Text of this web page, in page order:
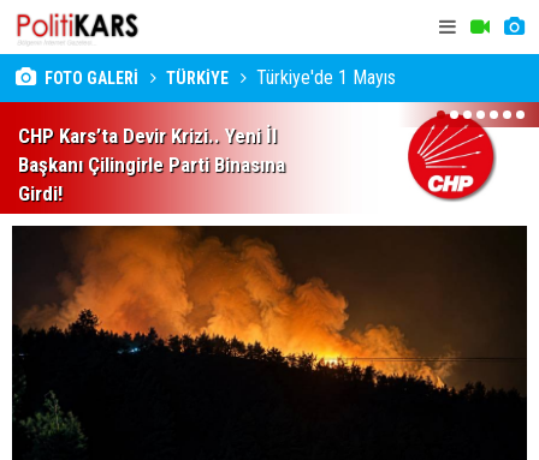
FOTO GALERİ TÜRKİYE Türkiye'de 1 Mayıs
CHP Kars’ta Devir Krizi.. Yeni İl
Başkanı Çilingirle Parti Binasına
Girdi!
1 2 3 4 5 6 7